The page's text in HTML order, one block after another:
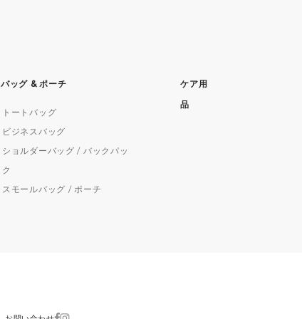
バッグ & ポーチ
トートバッグ
ビジネスバッグ
ショルダーバッグ / バックパッ
ク
スモールバッグ / ポーチ
ケア用
品